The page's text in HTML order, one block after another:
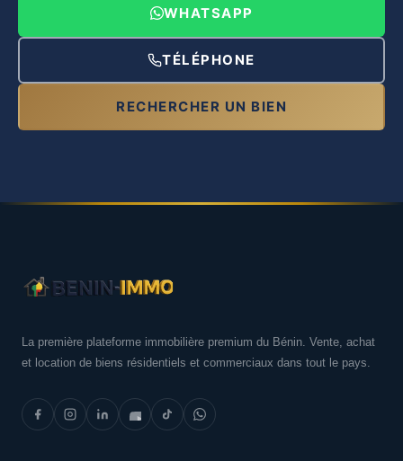
WHATSAPP
TÉLÉPHONE
RECHERCHER UN BIEN
La première plateforme immobilière premium du Bénin. Vente, achat
et location de biens résidentiels et commerciaux dans tout le pays.